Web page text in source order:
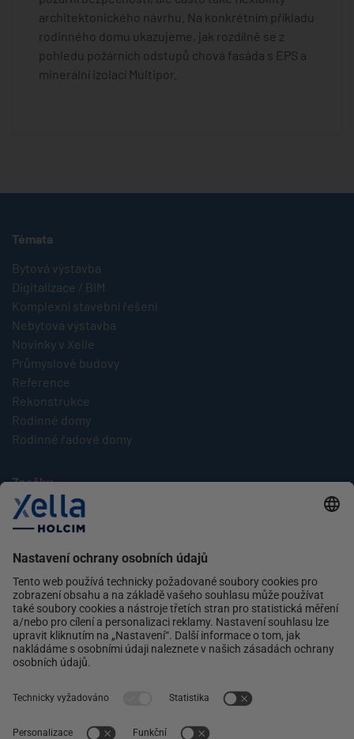
architektonického návrhu. Na konkrétním příkladu
rodinného domu ukazujeme, jak rozdílně se z
pohledu požárních odstupů chová fasáda s EPS a
minerální izolací Multipor.
Témata
Bytová výstavba
Digitalizace / BIM
Komplexní stavební řešení
Nebytová výstavba
Novinky v Xelle
Průmyslové budovy
Reference
Rekonstrukce
Rodinné domy
Rodinné řadové domy
Značky
Multipor
Silka
Kontakt
Ochrana osobních údajů